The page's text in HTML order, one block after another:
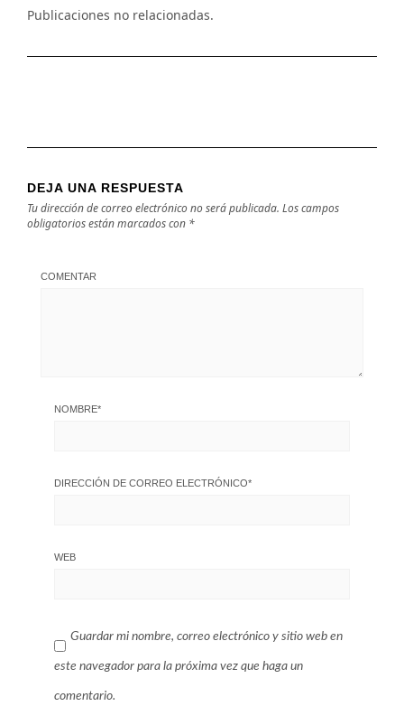
Publicaciones no relacionadas.
DEJA UNA RESPUESTA
Tu dirección de correo electrónico no será publicada. Los campos
obligatorios están marcados con *
COMENTAR
NOMBRE*
DIRECCIÓN DE CORREO ELECTRÓNICO*
WEB
Guardar mi nombre, correo electrónico y sitio web en
este navegador para la próxima vez que haga un
comentario.